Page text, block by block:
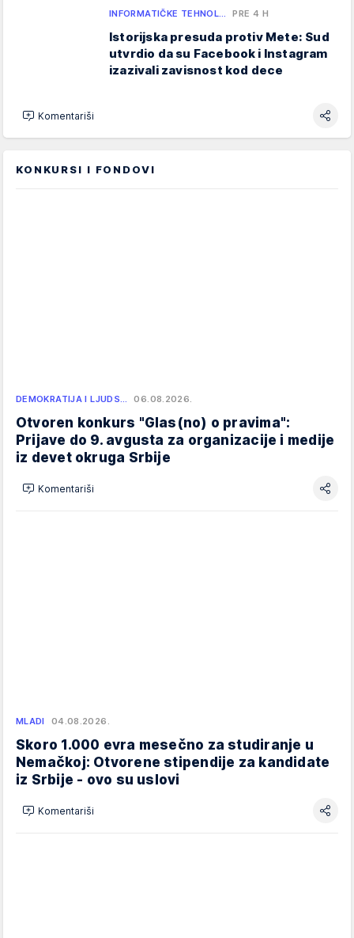
INFORMATIČKE TEHNOL… PRE 4 H
Istorijska presuda protiv Mete: Sud
utvrdio da su Facebook i Instagram
izazivali zavisnost kod dece
Komentariši
KONKURSI I FONDOVI
DEMOKRATIJA I LJUDS… 06.08.2026.
Otvoren konkurs "Glas(no) o pravima":
Prijave do 9. avgusta za organizacije i medije
iz devet okruga Srbije
Komentariši
MLADI 04.08.2026.
Skoro 1.000 evra mesečno za studiranje u
Nemačkoj: Otvorene stipendije za kandidate
iz Srbije - ovo su uslovi
Komentariši